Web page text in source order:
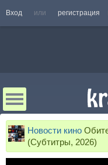
Вход или регистрация
Новости кино
(Субтитры, 2026)